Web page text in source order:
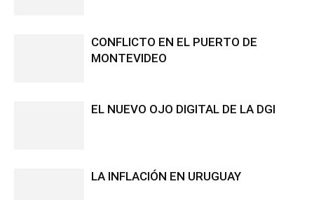
CONFLICTO EN EL PUERTO DE
MONTEVIDEO
EL NUEVO OJO DIGITAL DE LA DGI
LA INFLACIÓN EN URUGUAY